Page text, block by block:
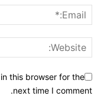
this browser for the
next time I comment.